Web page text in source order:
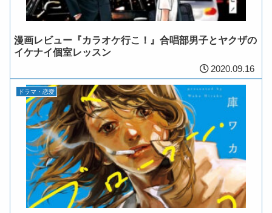
漫画レビュー『カラオケ行こ！』合唱部男子とヤクザの
イケナイ個室レッスン
2020.09.16
ドラマ・恋愛